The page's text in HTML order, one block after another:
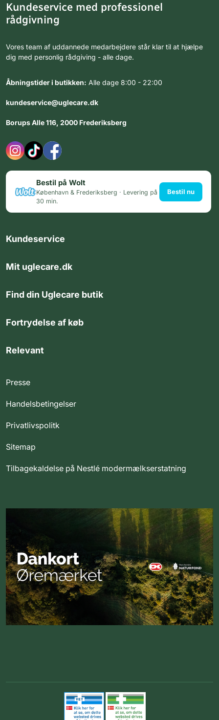
Kundeservice med professionel
rådgivning
Vores team af uddannede medarbejdere står klar til at hjælpe
dig med personlig rådgiving - alle dage.
Åbningstider i butikken: Alle dage 8:00 - 22:00
kundeservice@uglecare.dk
Borups Alle 116, 2000 Frederiksberg
Bestil på Wolt
København & Frederiksberg · Levering på
30 min.
Bestil nu
Kundeservice
Mit uglecare.dk
Find din Uglecare butik
Fortrydelse af køb
Relevant
Presse
Handelsbetingelser
Privatlivspolitk
Sitemap
Tilbagekaldelse på Nestlé modermælkserstatning